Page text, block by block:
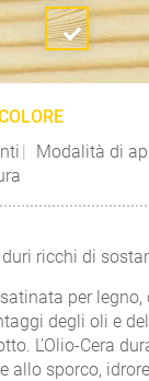
Modalità di
ricchi di
per legno,
degli oli e
L’Olio-Cera
allo sporco,